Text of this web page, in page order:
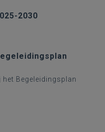
2030
het Begeleidingsplan